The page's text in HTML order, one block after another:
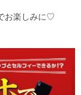
お楽しみに♡